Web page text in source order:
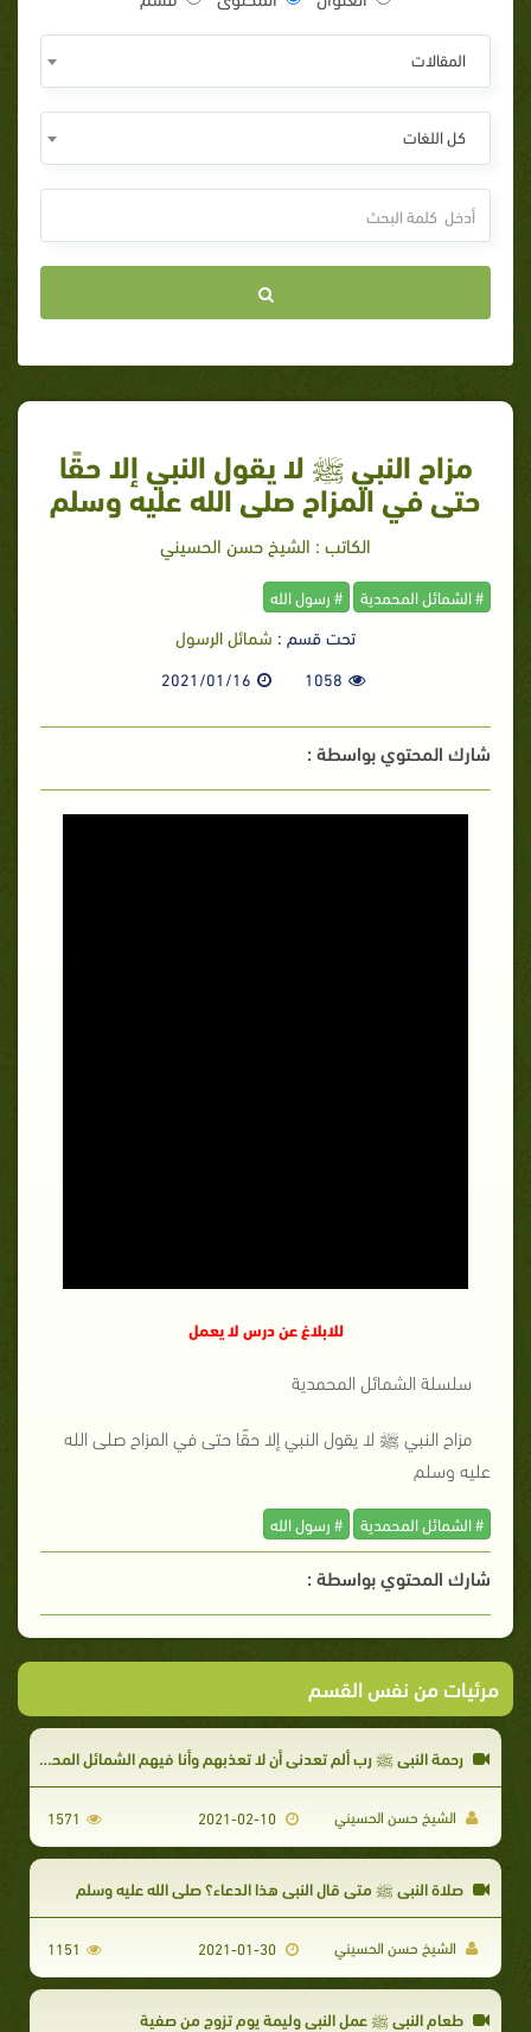
المقالات
كل اللغات
مزاح النبي ﷺ لا يقول النبي إلا حقًا
حتى في المزاح صلى الله عليه وسلم
الكاتب : الشيخ حسن الحسيني
# الشمائل المحمدية # رسول الله
تحت قسم : شمائل الرسول
1058
2021/01/16
شارك المحتوي بواسطة :
للابلاغ عن درس لا يعمل
سلسلة الشمائل المحمدية
مزاح النبي ﷺ لا يقول النبي إلا حقًا حتى في المزاح صلى الله
عليه وسلم
# الشمائل المحمدية # رسول الله
شارك المحتوي بواسطة :
مرئيات من نفس القسم
رحمة النبي ﷺ رب ألم تعدني أن لا تعذبهم وأنا فيهم الشمائل المحمدية
الشيخ حسن الحسيني 2021-02-10
1571
صلاة النبي ﷺ متى قال النبي هذا الدعاء؟ صلى الله عليه وسلم
الشيخ حسن الحسيني 2021-01-30
1151
طعام النبي ﷺ عمل النبي وليمة يوم تزوج من صفية